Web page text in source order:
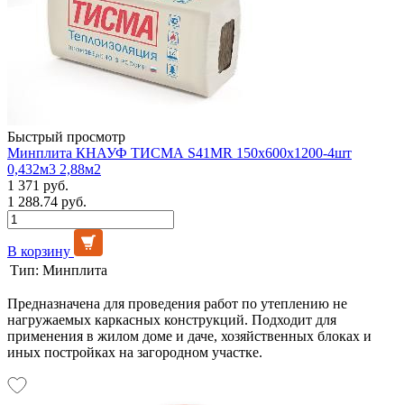
Быстрый просмотр
Минплита КНАУФ ТИСМА S41MR 150х600х1200-4шт
0,432м3 2,88м2
1 371 руб.
1 288.74 руб.
В корзину
Тип: Минплита
Предназначена для проведения работ по утеплению не
нагружаемых каркасных конструкций. Подходит для
применения в жилом доме и даче, хозяйственных блоках и
иных постройках на загородном участке.